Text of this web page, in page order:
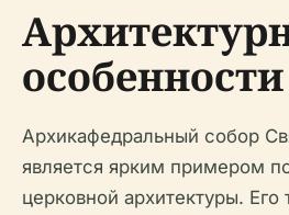
особенности
Архикафедральный собор
является ярким примером
церковной архитектуры.